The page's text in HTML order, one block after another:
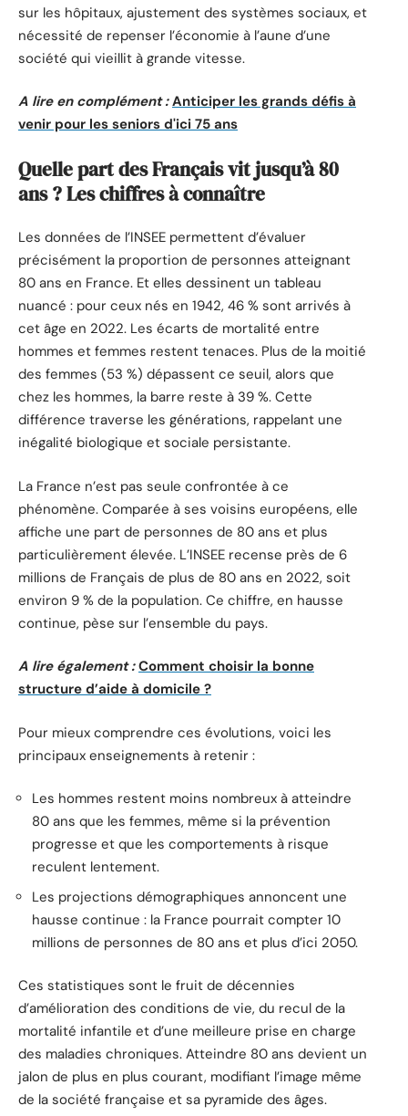
sur les hôpitaux, ajustement des systèmes sociaux, et
nécessité de repenser l’économie à l’aune d’une
société qui vieillit à grande vitesse.
A lire en complément : Anticiper les grands défis à
venir pour les seniors d'ici 75 ans
Quelle part des Français vit jusqu’à 80
ans ? Les chiffres à connaître
Les données de l’INSEE permettent d’évaluer
précisément la proportion de personnes atteignant
80 ans en France. Et elles dessinent un tableau
nuancé : pour ceux nés en 1942, 46 % sont arrivés à
cet âge en 2022. Les écarts de mortalité entre
hommes et femmes restent tenaces. Plus de la moitié
des femmes (53 %) dépassent ce seuil, alors que
chez les hommes, la barre reste à 39 %. Cette
différence traverse les générations, rappelant une
inégalité biologique et sociale persistante.
La France n’est pas seule confrontée à ce
phénomène. Comparée à ses voisins européens, elle
affiche une part de personnes de 80 ans et plus
particulièrement élevée. L’INSEE recense près de 6
millions de Français de plus de 80 ans en 2022, soit
environ 9 % de la population. Ce chiffre, en hausse
continue, pèse sur l’ensemble du pays.
A lire également : Comment choisir la bonne
structure d’aide à domicile ?
Pour mieux comprendre ces évolutions, voici les
principaux enseignements à retenir :
Les hommes restent moins nombreux à atteindre
80 ans que les femmes, même si la prévention
progresse et que les comportements à risque
reculent lentement.
Les projections démographiques annoncent une
hausse continue : la France pourrait compter 10
millions de personnes de 80 ans et plus d’ici 2050.
Ces statistiques sont le fruit de décennies
d’amélioration des conditions de vie, du recul de la
mortalité infantile et d’une meilleure prise en charge
des maladies chroniques. Atteindre 80 ans devient un
jalon de plus en plus courant, modifiant l’image même
de la société française et sa pyramide des âges.